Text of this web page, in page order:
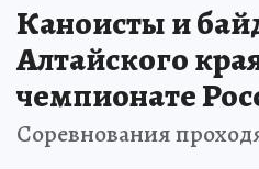
Каноисты и
Алтайского
чемпионате
Соревнования